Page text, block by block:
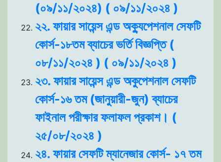
(০৯/১১/২০২৪) ( ০৯/১১/২০২৪ )
২২. ফায়ার সায়েন্স এন্ড অক্যুপেশনাল সেফটি
কোর্স-১৮তম ব্যাচের ভর্তি বিজ্ঞপ্তি (
০৮/১১/২০২৪ ) ( ০৯/১১/২০২৪ )
২৩. ফায়ার সায়েন্স এন্ড অকুপেশনাল সেফটি
কোর্স-১৬ তম (জানুয়ারী-জুন) ব্যাচের
ফাইনাল পরীক্ষার ফলাফল প্রকাশ। (
২৫/০৮/২০২৪ )
২৪. ফায়ার সেফটি ম্যানেজার কোর্স- ১৭ তম